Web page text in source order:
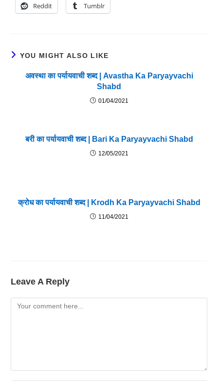
Reddit Tumblr
YOU MIGHT ALSO LIKE
अवस्था का पर्यायवाची शब्द | Avastha Ka Paryayvachi
Shabd
01/04/2021
बरी का पर्यायवाची शब्द | Bari Ka Paryayvachi Shabd
12/05/2021
क्रोध का पर्यायवाची शब्द | Krodh Ka Paryayvachi Shabd
11/04/2021
Leave A Reply
Comment